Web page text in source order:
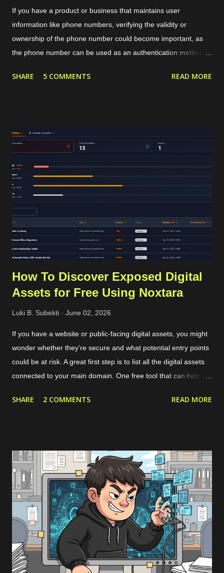
If you have a product or business that maintains user
information like phone numbers, verifying the validity or
ownership of the phone number could become important, as
the phone number can be used as an authentication method or
procedure is by generating a code or OTP in our application,
WhatsApp that require a valid phone number. For internet-
based communication, WhatsApp has become the de facto
standard for sending the OTP. WhatsApp requires its users to
have a valid phone number during account creation, and it
already has a huge number of users, approximately 3 billion in
2025. Using that common procedure, WhatsApp will charge us
for each OTP sent. The cost depends on the country of the
target phone number. For Indonesia...
SHARE 5 COMMENTS READ MORE
How To Discover Exposed Digital
Assets for Free Using Noxtara
Luki B. Subekti June 02, 2026
If you have a website or public-facing digital assets, you might
wonder whether they’re secure and what potential entry points
could be at risk. A great first step is to list all the digital assets
connected to your main domain. One free tool that can help
one integrated dashboard, including a feature for discovering
use that since it makes adding the domain to the Noxtara
platform much easier. No worries if you don’t have a company
email, though; you can still sign up without a problem. Just
keep in mind that when you want to add your company’s
domain for scanning, you’ll need to go through a quick DNS
record check. Registration Once you’ve registered, you can set
up a team and add your domain in the team settings. If the
domai...
SHARE 2 COMMENTS READ MORE